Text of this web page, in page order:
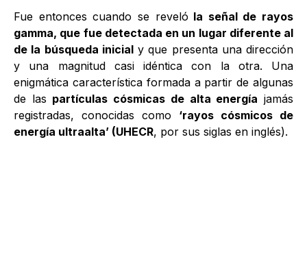
Fue entonces cuando se reveló la señal de rayos
gamma, que fue detectada en un lugar diferente al
de la búsqueda inicialy que presenta una dirección
y una magnitud casi idéntica con la otra. Una
enigmática característica formada a partir de algunas
de las partículas cósmicas de alta energía jamás
registradas, conocidas como ‘rayos cósmicos de
energía ultraalta’ (UHECR, por sus siglas en inglés).